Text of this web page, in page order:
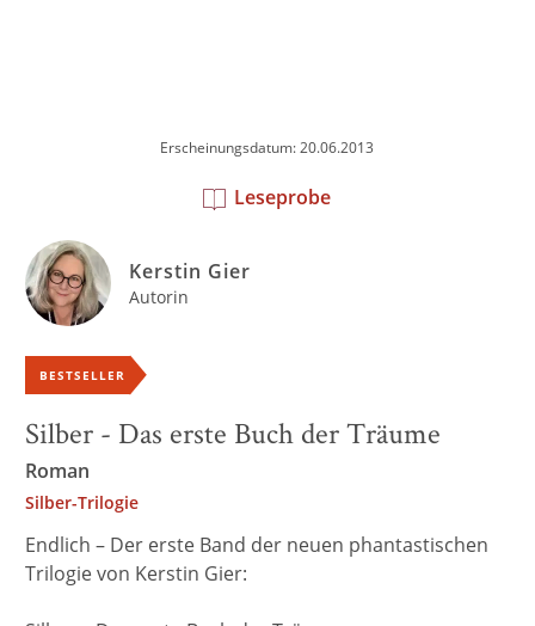
Erscheinungsdatum: 20.06.2013
Leseprobe
Kerstin Gier
Autorin
BESTSELLER
Silber - Das erste Buch der Träume
Roman
Silber-Trilogie
Endlich – Der erste Band der neuen phantastischen
Trilogie von Kerstin Gier: